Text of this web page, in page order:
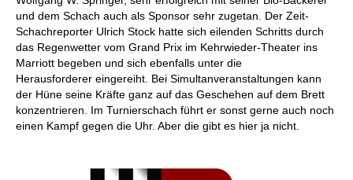
und dem Schach auch als Sponsor sehr zugetan. Der Zeit-
Schachreporter Ulrich Stock hatte sich eilenden Schritts durch
das Regenwetter vom Grand Prix im Kehrwieder-Theater ins
Marriott begeben und sich ebenfalls unter die
Herausforderer eingereiht. Bei Simultanveranstaltungen kann
der Hüne seine Kräfte ganz auf das Geschehen auf dem Brett
konzentrieren. Im Turnierschach führt er sonst gerne auch noch
einen Kampf gegen die Uhr. Aber die gibt es hier ja nicht.